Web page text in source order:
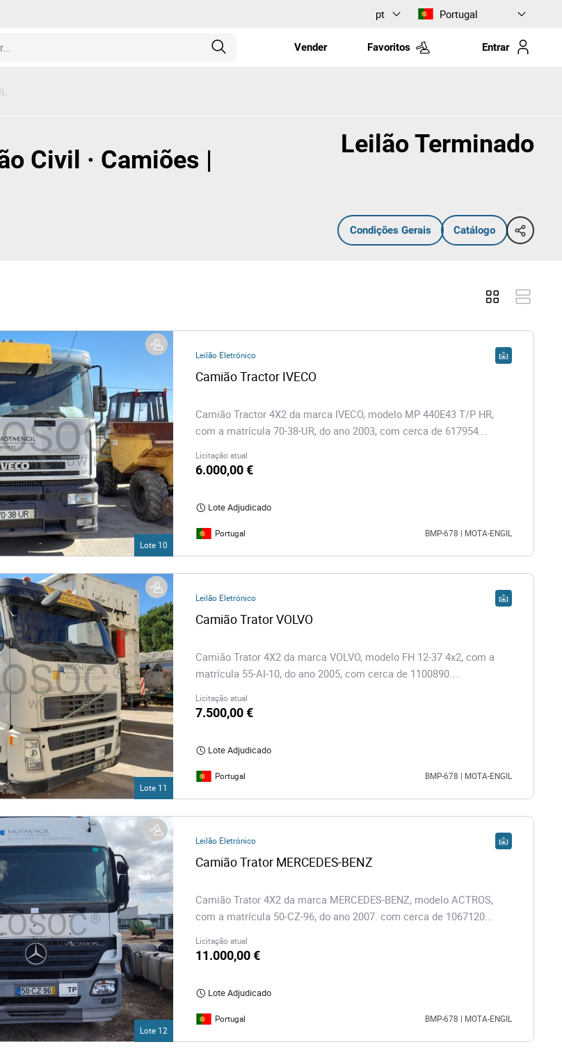
pt Portugal
Vender Favoritos Entrar
Civil · Camiões |
Leilão Terminado
Condições Gerais Catálogo
Lote 10
Leilão Eletrónico
Camião Tractor IVECO
Camião Tractor 4X2 da marca IVECO, modelo MP 440E43 T/P HR,
com a matrícula 70-38-UR, do ano 2003, com cerca de 617954...
Licitação atual
6.000,00 €
Lote Adjudicado
Portugal BMP-678 | MOTA-ENGIL
Lote 11
Leilão Eletrónico
Camião Trator 4X2 da marca VOLVO, modelo FH 12-37 4x2, com a
matrícula 55-AI-10, do ano 2005, com cerca de 1100890....
Licitação atual
7.500,00 €
Lote Adjudicado
Portugal BMP-678 | MOTA-ENGIL
Lote 12
Leilão Eletrónico
Camião Trator 4X2 da marca MERCEDES-BENZ, modelo ACTROS,
com a matrícula 50-CZ-96, do ano 2007. com cerca de 1067120...
Licitação atual
11.000,00 €
Lote Adjudicado
Portugal BMP-678 | MOTA-ENGIL